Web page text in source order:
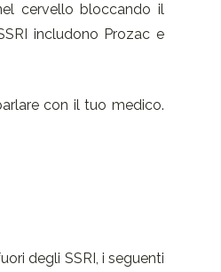
cervello bloccando il
includono Prozac e
con il tuo medico.
degli SSRI, i seguenti